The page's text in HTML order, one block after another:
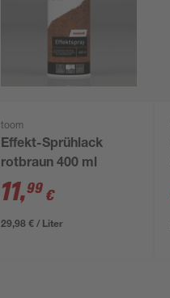
toom
Effekt-Sprühlack
rotbraun 400 ml
11,99 €
29,98 € / Liter